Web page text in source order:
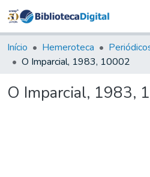
&
Tudo na
Digital
Início Hemeroteca
O Imparcial, 1983, 10002
O Imparcial, 1983,